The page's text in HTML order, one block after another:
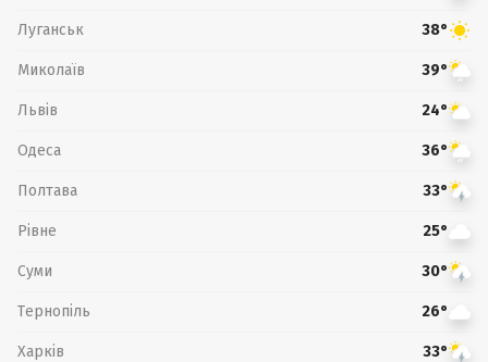
Луганськ 38°
Миколаїв 39°
Львів 24°
Одеса 36°
Полтава 33°
Рівне 25°
Суми 30°
Тернопіль 26°
Харків 33°